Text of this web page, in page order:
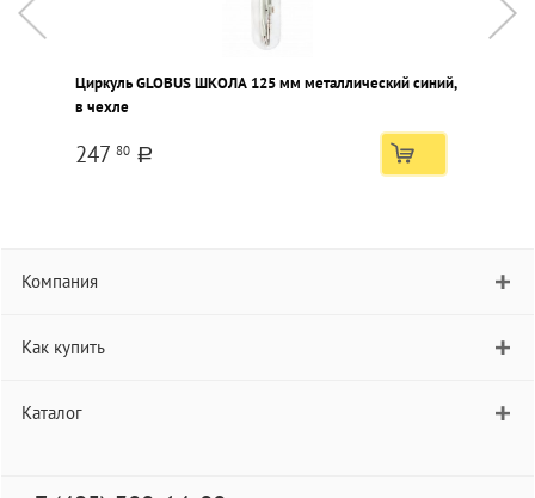
Циркуль GLOBUS ШКОЛА 125 мм металлический синий,
в чехле
247 80 a
Компания
Как купить
Каталог